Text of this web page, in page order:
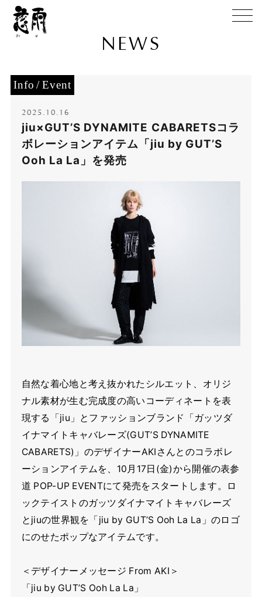
NEWS
Info Event
2025.10.16
jiu×GUT’S DYNAMITE CABARETSコラ
ボレーションアイテム「jiu by GUT’S
Ooh La La」を発売
自然な着心地と考え抜かれたシルエット、オリジ
ナル素材が生む完成度の高いコーディネートを表
現する「jiu」とファッションブランド「ガッツダ
イナマイトキャバレーズ(GUT’S DYNAMITE
CABARETS)」のデザイナーAKIさんとのコラボレ
ーションアイテムを、10月17日(金)から開催の表参
道 POP-UP EVENTにて発売をスタートします。ロ
ックテイストのガッツダイナマイトキャバレーズ
とjiuの世界観を「jiu by GUT’S Ooh La La」のロゴ
にのせたポップなアイテムです。
＜デザイナーメッセージ From AKI＞
「jiu by GUT’S Ooh La La」